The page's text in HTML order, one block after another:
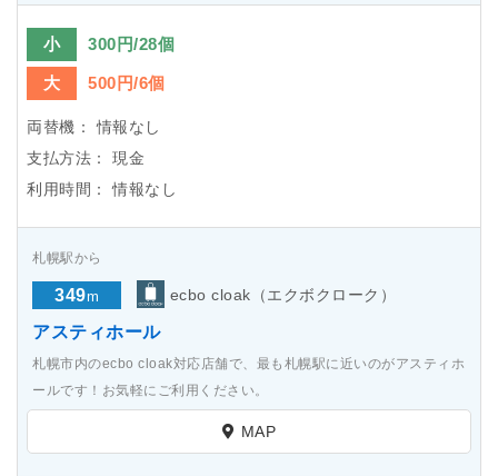
小 300円/28個
大 500円/6個
両替機：
情報なし
支払方法：
現金
利用時間：
情報なし
札幌駅から
349m ecbo cloak（エクボクローク）
アスティホール
札幌市内のecbo cloak対応店舗で、最も札幌駅に近いのがアスティホ
ールです！お気軽にご利用ください。
MAP